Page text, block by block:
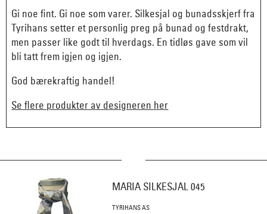
Gi noe fint. Gi noe som varer. Silkesjal og bunadsskjerf fra
Tyrihans setter et personlig preg på bunad og festdrakt,
men passer like godt til hverdags. En tidløs gave som vil
bli tatt frem igjen og igjen.
God bærekraftig handel!
Se flere produkter av designeren her
MARIA SILKESJAL 045
TYRIHANS AS